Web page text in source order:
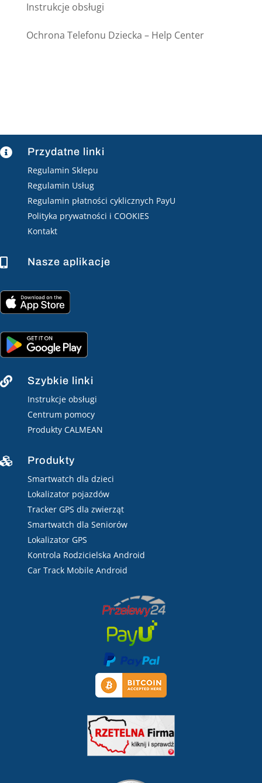
Instrukcje obsługi
Ochrona Telefonu Dziecka – Help Center
 Przydatne linki
Regulamin Sklepu
Regulamin Usług
Regulamin płatności cyklicznych PayU
Polityka prywatności i COOKIES
Kontakt
 Nasze aplikacje
 Szybkie linki
Instrukcje obsługi
Centrum pomocy
Produkty CALMEAN
 Produkty
Smartwatch dla dzieci
Lokalizator pojazdów
Tracker GPS dla zwierząt
Smartwatch dla Seniorów
Lokalizator GPS
Kontrola Rodzicielska Android
Car Track Mobile Android